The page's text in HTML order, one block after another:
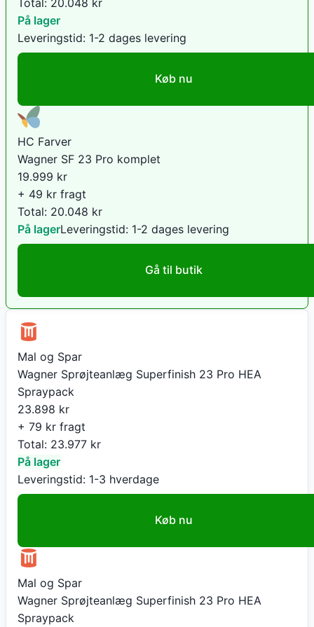
På lager
Leveringstid: 1-2 dages levering
Køb nu
HC Farver
Wagner SF 23 Pro komplet
19.999 kr
+ 49 kr fragt
Total: 20.048 kr
På lagerLeveringstid: 1-2 dages levering
Gå til butik
Mal og Spar
Wagner Sprøjteanlæg Superfinish 23 Pro HEA
Spraypack
23.898 kr
+ 79 kr fragt
Total: 23.977 kr
På lager
Leveringstid: 1-3 hverdage
Køb nu
Mal og Spar
Wagner Sprøjteanlæg Superfinish 23 Pro HEA
Spraypack